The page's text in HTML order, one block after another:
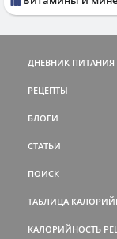
ДНЕВНИК ПИТАНИЯ
РЕЦЕПТЫ
БЛОГИ
СТАТЬИ
ПОИСК
ТАБЛИЦА
КАЛОРИЙНОСТЬ